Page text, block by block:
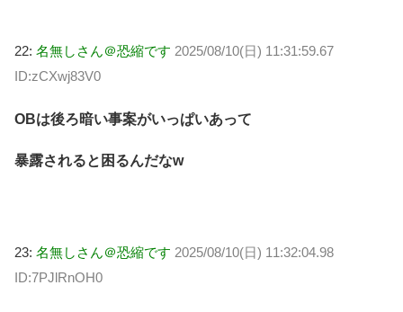
22: 名無しさん＠恐縮です 2025/08/10(日) 11:31:59.67
ID:zCXwj83V0
OBは後ろ暗い事案がいっぱいあって
暴露されると困るんだなw
23: 名無しさん＠恐縮です 2025/08/10(日) 11:32:04.98
ID:7PJlRnOH0